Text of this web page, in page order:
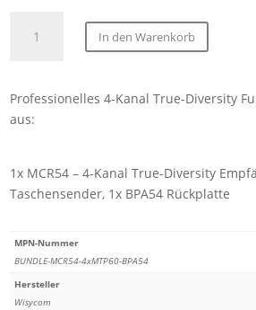
PRICE
Wisycom
MCR54
Empfänger
+
MTP60
+
BPA54
Menge
In den Warenkorb
Professionelles 4-Kanal True-Diversity
aus:
1x MCR54 – 4-Kanal True-Diversity
Taschensender, 1x BPA54 Rückplatte
MPN-Nummer
BUNDLE-MCR54-4xMTP60-BPA54
Hersteller
Wisycom